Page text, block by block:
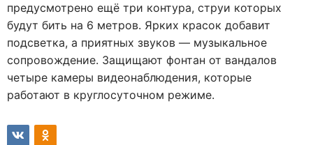
предусмотрено ещё три контура, струи которых
будут бить на 6 метров. Ярких красок добавит
подсветка, а приятных звуков — музыкальное
сопровождение. Защищают фонтан от вандалов
четыре камеры видеонаблюдения, которые
работают в круглосуточном режиме.